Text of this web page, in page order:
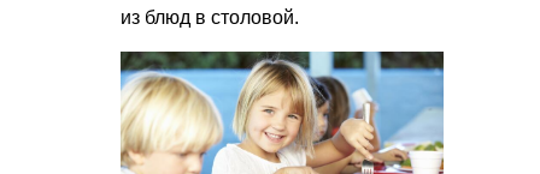
из блюд в столовой.